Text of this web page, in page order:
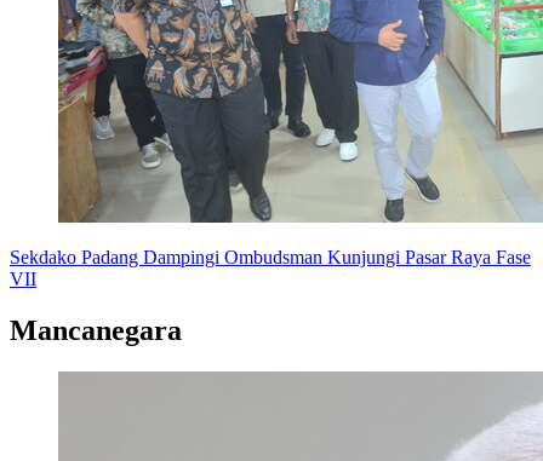
Sekdako Padang Dampingi Ombudsman Kunjungi Pasar Raya Fase
VII
Mancanegara